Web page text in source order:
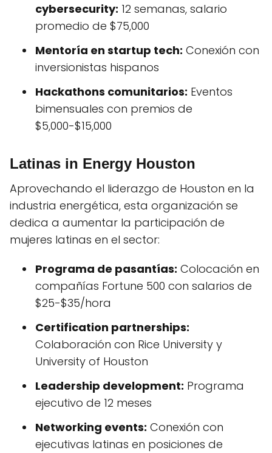
cybersecurity: 12 semanas, salario
promedio de $75,000
Mentoría en startup tech: Conexión con
inversionistas hispanos
Hackathons comunitarios: Eventos
bimensuales con premios de
$5,000-$15,000
Latinas in Energy Houston
Aprovechando el liderazgo de Houston en la
industria energética, esta organización se
dedica a aumentar la participación de
mujeres latinas en el sector:
Programa de pasantías: Colocación en
compañías Fortune 500 con salarios de
$25-$35/hora
Certification partnerships:
Colaboración con Rice University y
University of Houston
Leadership development: Programa
ejecutivo de 12 meses
Networking events: Conexión con
ejecutivas latinas en posiciones de